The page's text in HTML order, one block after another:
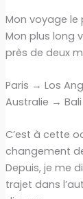
Mon voyage le
Mon plus long
près de deux
Paris → Los
Australie →
C’est à cette
changement
Depuis, je me
trajet dans